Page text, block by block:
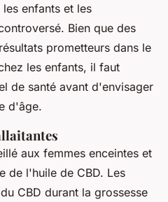
enfants et les
Bien que des
prometteurs dans le
les enfants, il faut
de santé avant d'envisager
d'âge.
aux femmes enceintes et
de l'huile de CBD. Les
CBD durant la grossesse